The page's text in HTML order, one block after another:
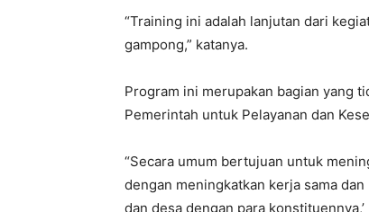
“Training ini adalah lanjutan dari
gampong,” katanya.
Program ini merupakan bagian yang
Pemerintah untuk Pelayanan dan
“Secara umum bertujuan untuk
dengan meningkatkan kerja sama
dan desa dengan para